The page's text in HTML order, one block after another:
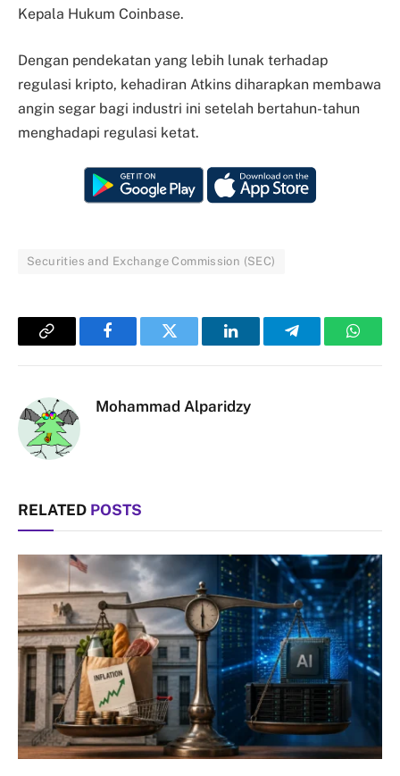
Kepala Hukum Coinbase.
Dengan pendekatan yang lebih lunak terhadap
regulasi kripto, kehadiran Atkins diharapkan membawa
angin segar bagi industri ini setelah bertahun-tahun
menghadapi regulasi ketat.
Securities and Exchange Commission (SEC)
Copy
FacebookTwitter LinkedInTelegram
Mohammad Alparidzy
RELATED POSTS